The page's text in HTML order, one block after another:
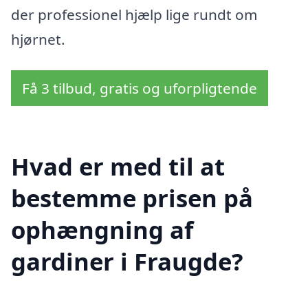
der professionel hjælp lige rundt om
hjørnet.
Få 3 tilbud, gratis og uforpligtende
Hvad er med til at
bestemme prisen på
ophængning af
gardiner i Fraugde?